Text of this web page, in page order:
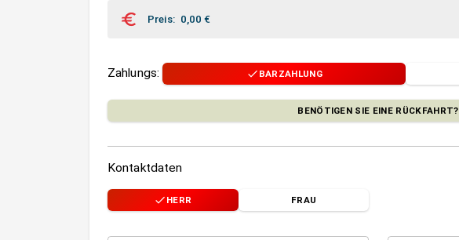
Preis: 0,00 €
Zahlungs: BARZAHLUNG
BENÖTIGEN SIE EINE RÜCKFAHRT?
Kontaktdaten
HERR FRAU